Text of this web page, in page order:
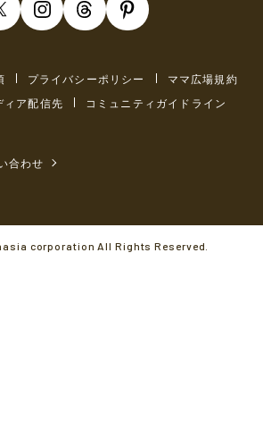
プライバシーポリシー
ママ広場規約
ィア配信先 コミュニティガイドライン
合わせ
corporation All Rights Reserved.